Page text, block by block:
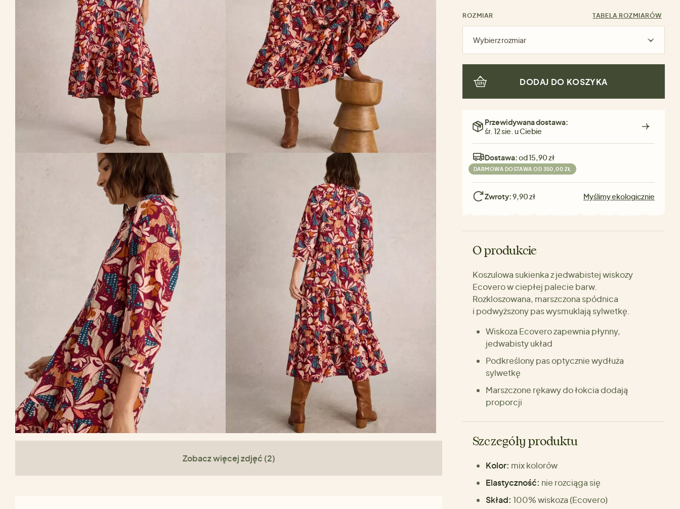
Zobacz więcej zdjęć (2)
ROZMIAR TABELA ROZMIARÓW
Wybierz rozmiar
DODAJ DO KOSZYKA
Przewidywana dostawa:
śr. 12 sie. u Ciebie
Dostawa:od 15,90 zł
DARMOWA DOSTAWA OD 350,00 ZŁ
Zwroty:9,90 zł Myślimy ekologicznie
O produkcie
Koszulowa sukienka z jedwabistej wiskozy
Ecovero w ciepłej palecie barw.
Rozkloszowana, marszczona spódnica
i podwyższony pas wysmuklają sylwetkę.
Wiskoza Ecovero zapewnia płynny,
jedwabisty układ
Podkreślony pas optycznie wydłuża
sylwetkę
Marszczone rękawy do łokcia dodają
proporcji
Szczegóły produktu
Kolor: mix kolorów
Elastyczność: nie rozciąga się
Skład: 100% wiskoza (Ecovero)